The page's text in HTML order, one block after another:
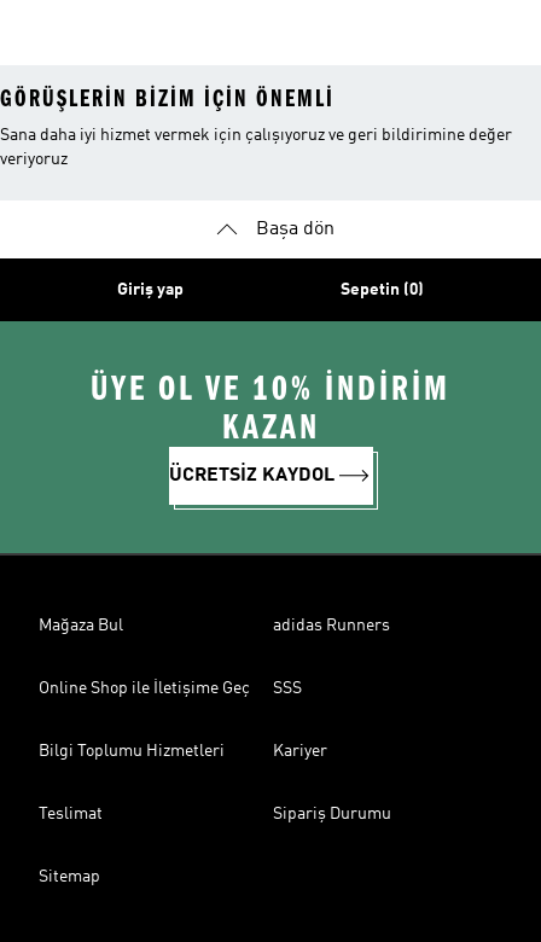
GÖRÜŞLERIN BIZIM IÇIN ÖNEMLI
Sana daha iyi hizmet vermek için çalışıyoruz ve geri bildirimine değer
veriyoruz
Başa dön
Giriş yap Sepetin (0)
ÜYE OL VE 10% İNDİRİM
KAZAN
ÜCRETSİZ KAYDOL
Mağaza Bul adidas Runners
Online Shop ile İletişime Geç SSS
Bilgi Toplumu Hizmetleri Kariyer
Teslimat Sipariş Durumu
Sitemap